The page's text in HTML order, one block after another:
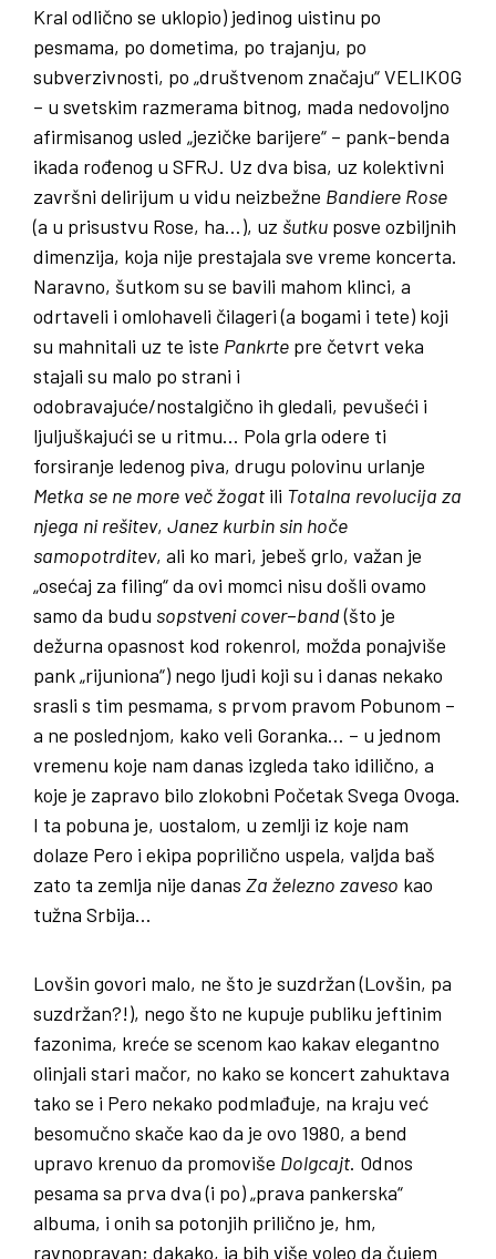
Kral odlično se uklopio) jedinog uistinu po
pesmama, po dometima, po trajanju, po
subverzivnosti, po „društvenom značaju“ VELIKOG
– u svetskim razmerama bitnog, mada nedovoljno
afirmisanog usled „jezičke barijere“ – pank-benda
ikada rođenog u SFRJ. Uz dva bisa, uz kolektivni
završni delirijum u vidu neizbežne Bandiere Rose
(a u prisustvu Rose, ha…), uz šutku posve ozbiljnih
dimenzija, koja nije prestajala sve vreme koncerta.
Naravno, šutkom su se bavili mahom klinci, a
odrtaveli i omlohaveli čilageri (a bogami i tete) koji
su mahnitali uz te iste Pankrte pre četvrt veka
stajali su malo po strani i
odobravajuće/nostalgično ih gledali, pevušeći i
ljuljuškajući se u ritmu… Pola grla odere ti
forsiranje ledenog piva, drugu polovinu urlanje
Metka se ne more večžogat ili Totalna revolucija za
njega ni rešitev, Janez kurbin sin hoče
samopotrditev, ali ko mari, jebeš grlo, važan je
„osećaj za filing“ da ovi momci nisu došli ovamo
samo da budu sopstveni cover–band(što je
dežurna opasnost kod rokenrol, možda ponajviše
pank „rijuniona“) nego ljudi koji su i danas nekako
srasli s tim pesmama, s prvom pravom Pobunom –
a ne poslednjom, kako veli Goranka… – u jednom
vremenu koje nam danas izgleda tako idilično, a
koje je zapravo bilo zlokobni Početak Svega Ovoga.
I ta pobuna je, uostalom, u zemlji iz koje nam
dolaze Pero i ekipa poprilično uspela, valjda baš
zato ta zemlja nije danas Za železno zaveso kao
tužna Srbija…
Lovšin govori malo, ne što je suzdržan (Lovšin, pa
suzdržan?!), nego što ne kupuje publiku jeftinim
fazonima, kreće se scenom kao kakav elegantno
olinjali stari mačor, no kako se koncert zahuktava
tako se i Pero nekako podmlađuje, na kraju već
besomučno skače kao da je ovo 1980, a bend
upravo krenuo da promoviše Dolgcajt. Odnos
pesama sa prva dva (i po) „prava pankerska“
albuma, i onih sa potonjih prilično je, hm,
ravnopravan; dakako, ja bih više voleo da čujem